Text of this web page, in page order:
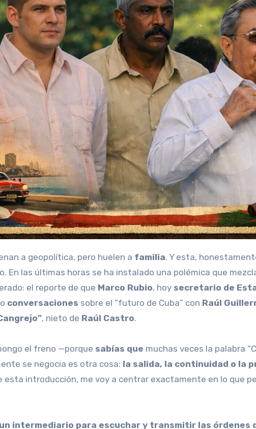
a geopolítica, pero huelen a familia. Y esta,
En las últimas horas se ha instalado una polémica que
el reporte de que Marco Rubio, hoy secretario de
conversaciones sobre el “futuro de Cuba” con Raúl
, nieto de Raúl Castro.
el freno —porque sabías que muchas veces la palabra
se negocia es otra cosa: la salida, la continuidad o la
esta introducción, me voy a centrar exactamente en lo que
un intermediario para escuchar y transmitir las órdenes